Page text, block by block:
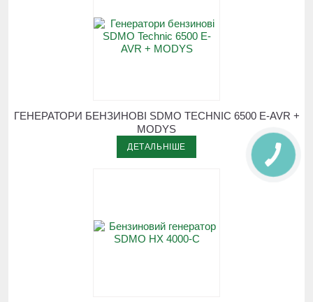
ГЕНЕРАТОРИ БЕНЗИНОВІ SDMO TECHNIC 6500 E-AVR +
MODYS
ДЕТАЛЬНІШЕ